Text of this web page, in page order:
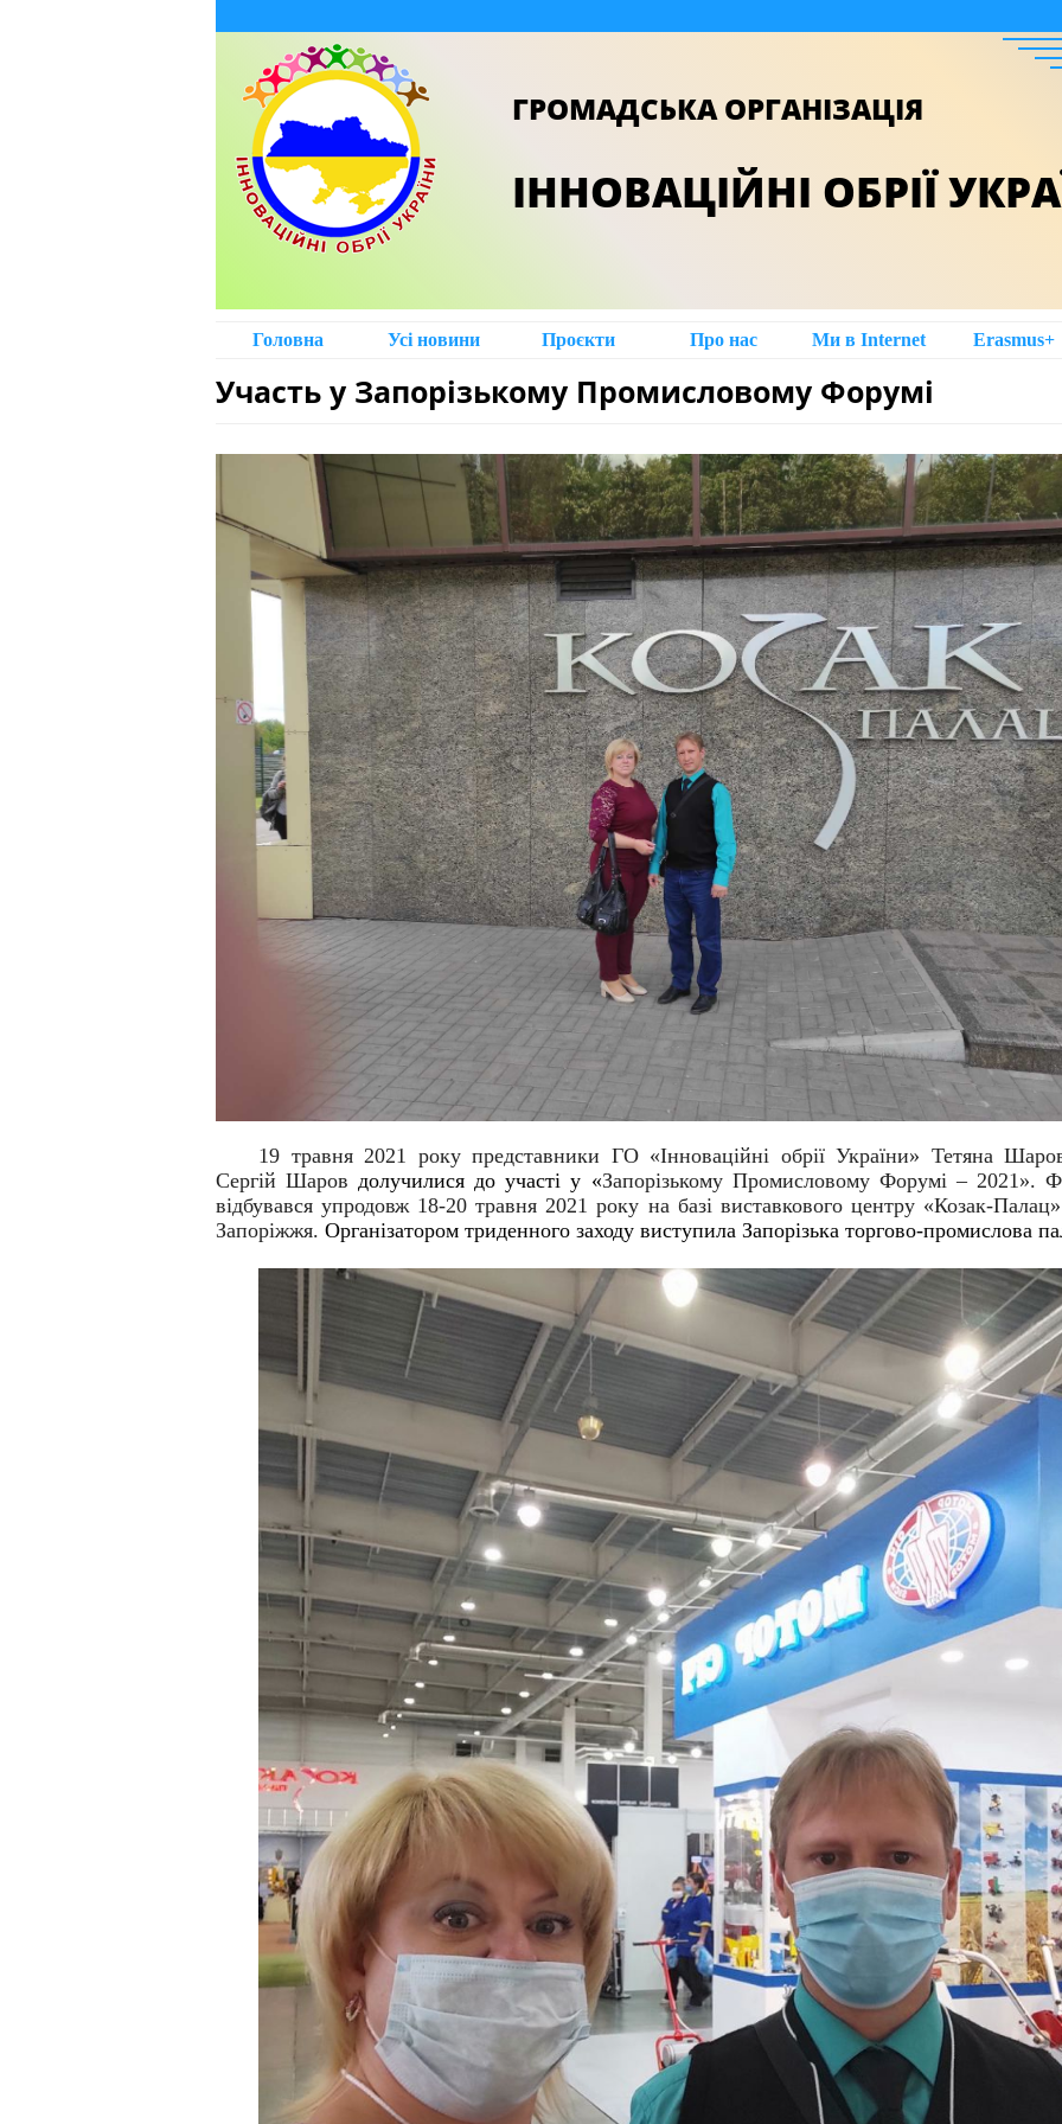
ГРОМАДСЬКА ОРГАНІЗАЦІЯ
ІННОВАЦІЙНІ ОБРІЇ
Головна Усі новини Проєкти Про нас Ми в Intеrnet Erasmus+
Участь у Запорізькому Промисловому Форумі
19 травня 2021 року представники ГО «Інноваційні обрії України» Тетяна
Сергій Шаров долучилися до участі у «Запорізькому Промисловому Форумі – 2021».
відбувався упродовж 18-20 травня 2021 року на базі виставкового центру «Козак-
Запоріжжя. Організатором триденного заходу виступила Запорізька торгово-промислова